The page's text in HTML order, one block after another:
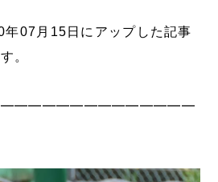
07月15日にアップした記事
。